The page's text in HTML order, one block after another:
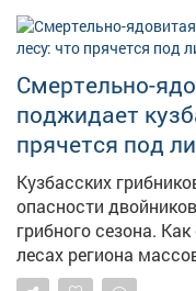
данным sibnovosti.ru ,
останется ясным,
ветра составит 1-4
Смертельно-
поджидает
прячется под
Кузбасских
опасности двойников. В Кузбассе наступает
грибного сезона. Как сообщает
лесах региона
подосиновики и